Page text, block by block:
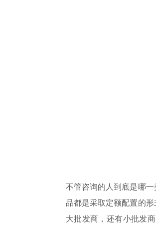
不管咨询的人到底是哪一
品都是采取定额配置的
大批发商，还有小批发